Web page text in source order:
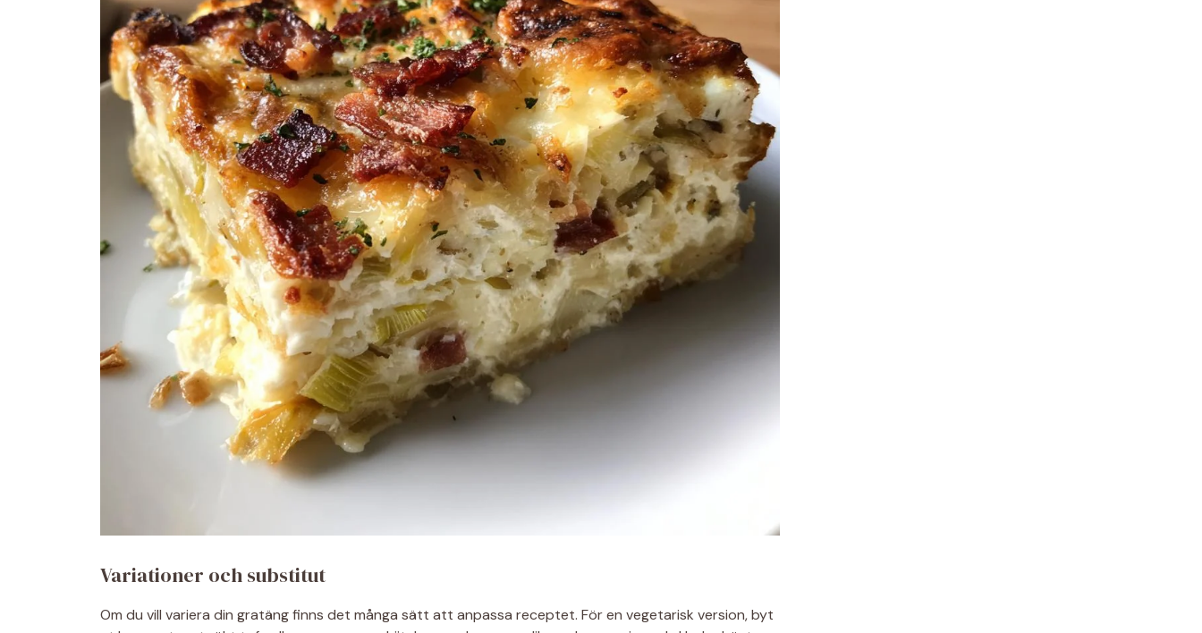
Variationer och substitut
Om du vill variera din gratäng finns det många sätt att anpassa receptet. För en vegetarisk version, byt